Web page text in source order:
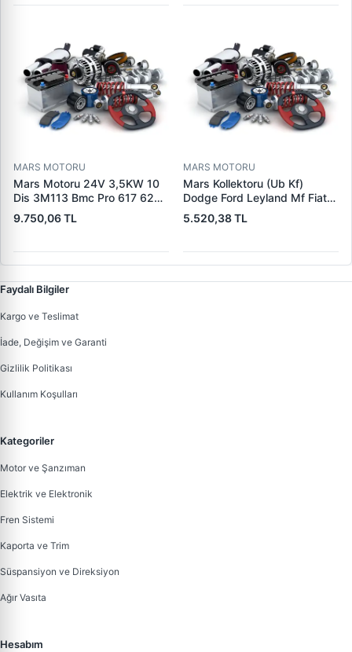
5L8Z11000AC) | PARS PRS-
MARS MOTORU
Mars Motoru 24V 3,5KW 10
Dis 3M113 Bmc Pro 617 620
(619 240 36 619 240 46
Yerine) | LUCAS 619 241 46
9.750,06 TL
MARS MOTORU
Mars Kollektoru (Ub Kf)
Dodge Ford Leyland Mf Fiat
Trans | MAKO 72313941 |
OEM 72313941
5.520,38 TL
Faydalı Bilgiler
Kargo ve Teslimat
İade, Değişim ve Garanti
Gizlilik Politikası
Kullanım Koşulları
Kategoriler
Motor ve Şanzıman
Elektrik ve Elektronik
Fren Sistemi
Kaporta ve Trim
Süspansiyon ve Direksiyon
Ağır Vasıta
Hesabım